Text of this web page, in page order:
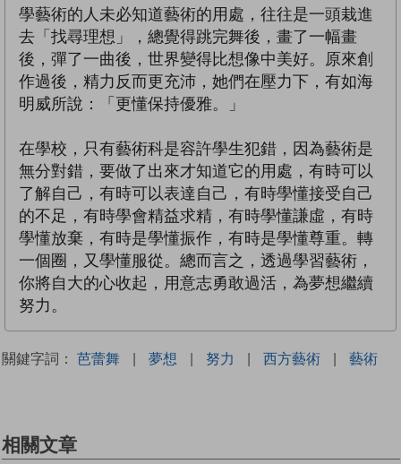
學藝術的人未必知道藝術的用處，往往是一頭栽進
去「找尋理想」，總覺得跳完舞後，畫了一幅畫
後，彈了一曲後，世界變得比想像中美好。原來創
作過後，精力反而更充沛，她們在壓力下，有如海
明威所說：「更懂保持優雅。」
在學校，只有藝術科是容許學生犯錯，因為藝術是
無分對錯，要做了出來才知道它的用處，有時可以
了解自己，有時可以表達自己，有時學懂接受自己
的不足，有時學會精益求精，有時學懂謙虛，有時
學懂放棄，有時是學懂振作，有時是學懂尊重。轉
一個圈，又學懂服從。總而言之，透過學習藝術，
你將自大的心收起，用意志勇敢過活，為夢想繼續
努力。
關鍵字詞： 芭蕾舞 | 夢想 | 努力 | 西方藝術 | 藝術
相關文章